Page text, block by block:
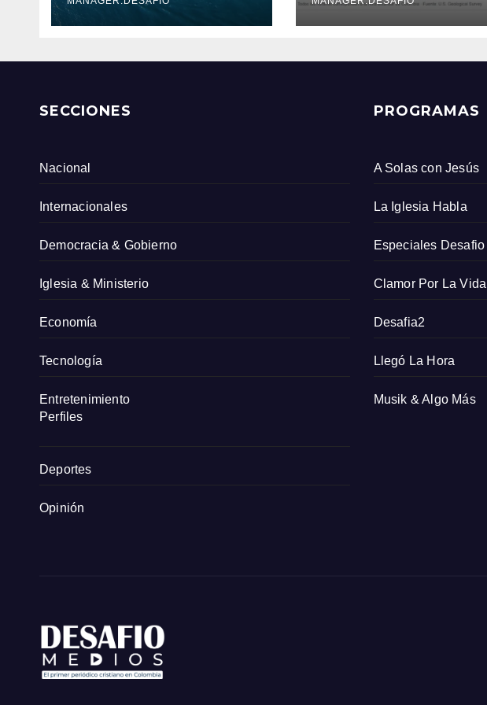
Servicio Geológico
Colombiano
SECCIONES
Nacional
Internacionales
Democracia & Gobierno
Iglesia & Ministerio
Economía
Tecnología
Entretenimiento
Perfiles
Deportes
Opinión
PROGRAMAS
A Solas con Jesús
La Iglesia Habla
Especiales Desafio
Clamor Por La Vida
Desafia2
Llegó La Hora
Musik & Algo Más